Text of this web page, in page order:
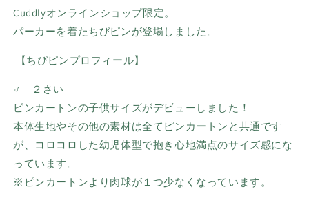
Cuddlyオンラインショップ限定。
パーカーを着たちびピンが登場しました。
【ちびピンプロフィール】
♂ ２さい
ピンカートンの子供サイズがデビューしました！
本体生地やその他の素材は全てピンカートンと共通です
が、コロコロした幼児体型で抱き心地満点のサイズ感にな
っています。
※ ピンカートンより肉球が１つ少なくなっています。